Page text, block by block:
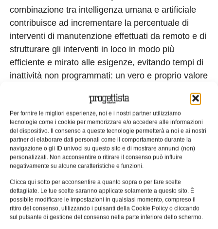
Per fornire le migliori esperienze, noi e i nostri partner utilizziamo
tecnologie come i cookie per memorizzare e/o accedere alle informazioni
del dispositivo. Il consenso a queste tecnologie permetterà a noi e ai nostri
partner di elaborare dati personali come il comportamento durante la
navigazione o gli ID univoci su questo sito e di mostrare annunci (non)
personalizzati. Non acconsentire o ritirare il consenso può influire
negativamente su alcune caratteristiche e funzioni.
Clicca qui sotto per acconsentire a quanto sopra o per fare scelte
dettagliate. Le tue scelte saranno applicate solamente a questo sito. È
possibile modificare le impostazioni in qualsiasi momento, compreso il
ritiro del consenso, utilizzando i pulsanti della Cookie Policy o cliccando
sul pulsante di gestione del consenso nella parte inferiore dello schermo.
combinazione tra intelligenza umana e artificiale
contribuisce ad incrementare la percentuale di
interventi di manutenzione effettuati da remoto e di
strutturare gli interventi in loco in modo più
efficiente e mirato alle esigenze, evitando tempi di
inattività non programmati: un vero e proprio valore
I.R.I.S. non comporta alcuna ulteriore spesa di
hardware in quanto per le rilevazioni è sufficiente
disporre di una connessione internet. 2G monitora
costantemente le esigenze del mercato e dei propri
clienti e, attraverso il suo dipartimento di R&D,
sfrutta le ultime tecnologie per offrire soluzioni che
migliorino la user experience dei suoi prodotti.
Tag: 2G 2G Energy Aziende
I.R.I.S.
Impianti di cogenerazione
Impianto di cogenerazione